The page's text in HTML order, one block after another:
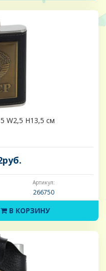
W2,5 H13,5 см
Артикул:
266750
В КОРЗИНУ